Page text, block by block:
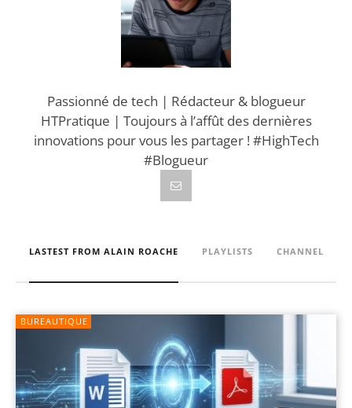
Passionné de tech | Rédacteur & blogueur
HTPratique | Toujours à l’affût des dernières
innovations pour vous les partager ! #HighTech
#Blogueur
LASTEST FROM ALAIN ROACHE PLAYLISTS CHANNEL
BUREAUTIQUE